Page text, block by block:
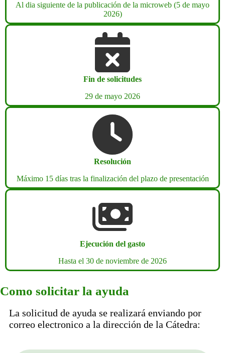
Al dia siguiente de la publicación de la microweb (5 de mayo
2026)
Fin de solicitudes
29 de mayo 2026
Resolución
Máximo 15 días tras la finalización del plazo de presentación
Ejecución del gasto
Hasta el 30 de noviembre de 2026
Como solicitar la ayuda
La solicitud de ayuda se realizará enviando por
correo electronico a la dirección de la Cátedra: